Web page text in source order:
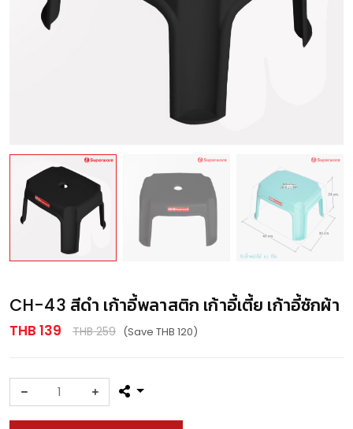
CH-43 สีดำ เก้าอี้พลาสติก เก้าอี้เตี้ย เก้าอี้ซักผ้า
THB 139 THB 259 (Save THB 120)